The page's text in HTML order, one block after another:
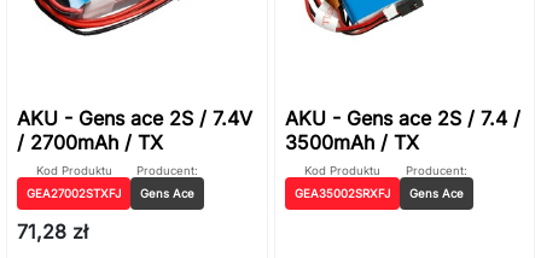
AKU - Gens ace 2S / 7.4V
/ 2700mAh / TX
Kod Produktu
GEA27002STXFJ
Producent:
Gens Ace
71,28 zł
AKU - Gens ace 2S / 7.4 /
3500mAh / TX
Kod Produktu
GEA35002SRXFJ
Producent:
Gens Ace